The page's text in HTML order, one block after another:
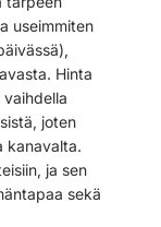
useimmiten
Hinta
joten
kanavalta.
ja sen
sekä